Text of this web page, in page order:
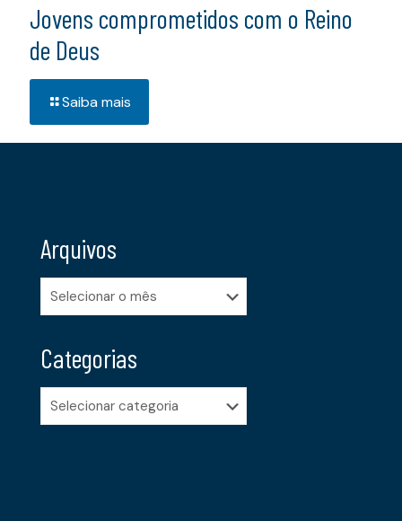
Jovens comprometidos com o Reino
de Deus
Saiba mais
Arquivos
Arquivos
Categorias
Categorias